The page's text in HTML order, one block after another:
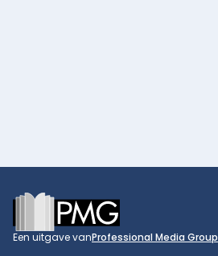
Footer
Een uitgave vanProfessional Media Group